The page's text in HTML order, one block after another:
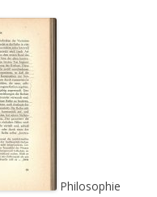
Philosophie